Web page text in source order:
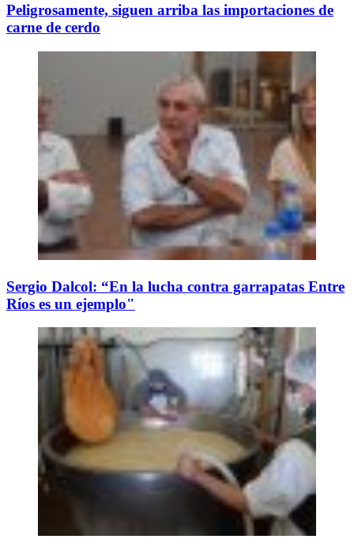
Peligrosamente, siguen arriba las importaciones de
carne de cerdo
Sergio Dalcol: “En la lucha contra garrapatas Entre
Ríos es un ejemplo"